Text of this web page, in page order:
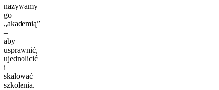
nazywamy
go
„akademią”
–
aby
usprawnić,
ujednolicić
i
skalować
szkolenia.